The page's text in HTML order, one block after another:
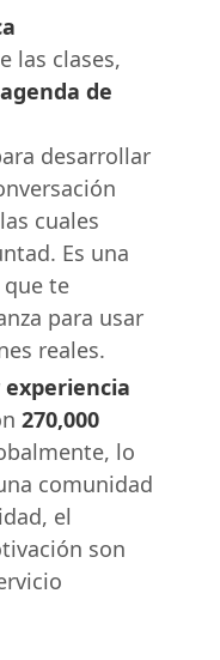
las clases,
agenda de
desarrollar
cuales
Es una
te
para usar
reales.
270,000
lo
comunidad
el
son